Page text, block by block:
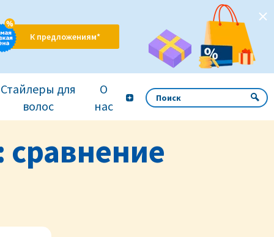
К предложениям*
Стайлеры для
волос
О
нас
сравнение